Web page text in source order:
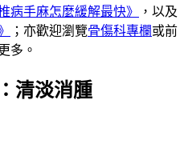
病手麻怎麼緩解最快》
，以及
；亦歡迎瀏覽骨傷科專欄或前
多。
清淡消腫